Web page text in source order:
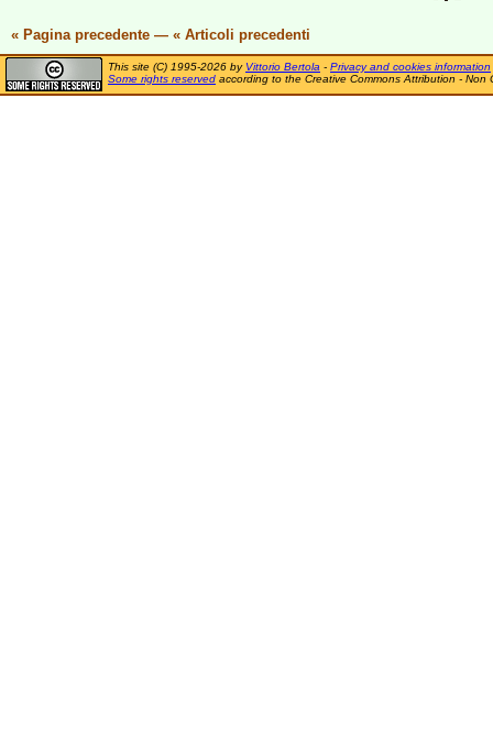
« Pagina precedente — « Articoli precedenti
This site (C) 1995-2026 by Vittorio Bertola - Privacy and cookies information
Some rights reserved according to the Creative Commons Attribution - Non